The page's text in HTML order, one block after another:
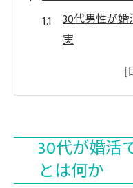
30代男性が
実
30代の安定
は
公的データが
30代が婚活
とは何か